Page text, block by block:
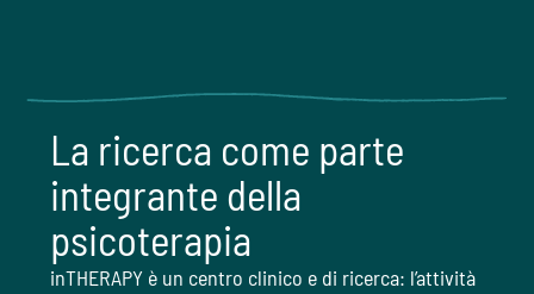
La ricerca come parte
integrante della
psicoterapia
inTHERAPY è un centro clinico e di ricerca: l’attività